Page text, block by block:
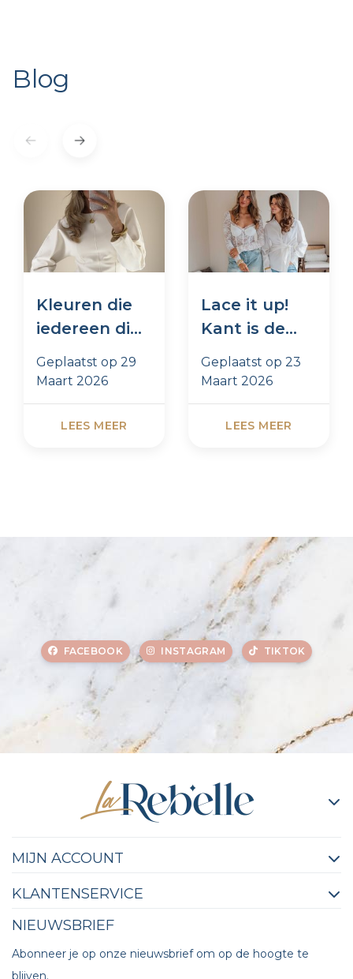
Blog
Kleuren die
iedereen dit
seizoen
draagt
Geplaatst op 29
Maart 2026
LEES MEER
Lace it up!
Kant is de
trend van
dit moment
Geplaatst op 23
Maart 2026
LEES MEER
FACEBOOK INSTAGRAM TIKTOK
MIJN ACCOUNT
KLANTENSERVICE
NIEUWSBRIEF
Abonneer je op onze nieuwsbrief om op de hoogte te
blijven.